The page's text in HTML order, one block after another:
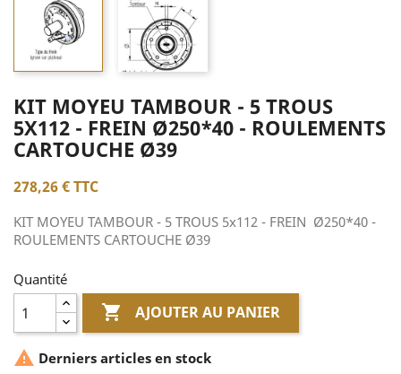
KIT MOYEU TAMBOUR - 5 TROUS
5X112 - FREIN Ø250*40 - ROULEMENTS
CARTOUCHE Ø39
278,26 €TTC
KIT MOYEU TAMBOUR - 5 TROUS 5x112 - FREIN Ø250*40 -
ROULEMENTS CARTOUCHE Ø39
Quantité
 AJOUTER AU PANIER
 Derniers articles en stock